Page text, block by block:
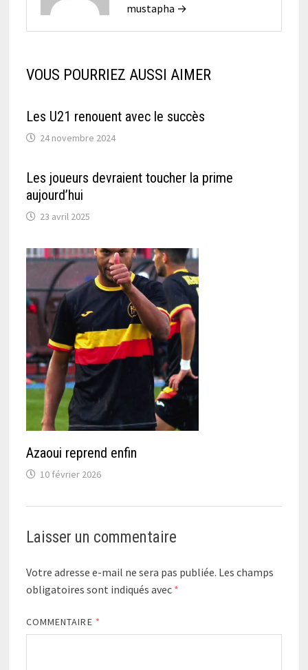
mustapha →
VOUS POURRIEZ AUSSI AIMER
Les U21 renouent avec le succès
24 novembre 2024
Les joueurs devraient toucher la prime
aujourd’hui
23 avril 2025
Azaoui reprend enfin
10 février 2026
Laisser un commentaire
Votre adresse e-mail ne sera pas publiée. Les champs
obligatoires sont indiqués avec *
COMMENTAIRE *